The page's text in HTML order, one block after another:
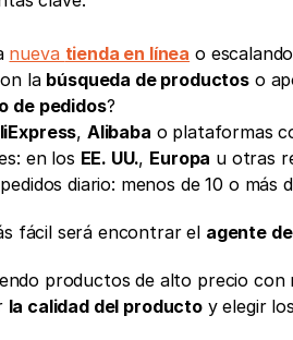
nueva tienda en línea o
la búsqueda de productos o
de pedidos?
, Alibaba o plataformas
en los EE. UU., Europa u otras
diario: menos de 10 o más
fácil será encontrar el agente
la calidad del producto y elegir